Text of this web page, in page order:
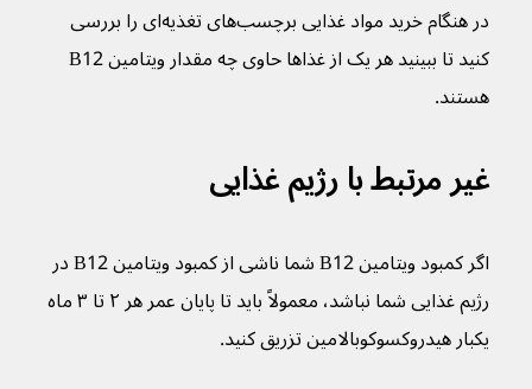
در هنگام خرید مواد غذایی برچسب‌های تغذیه‌ای را بررسی
کنید تا ببینید هر یک از غذاها حاوی چه مقدار ویتامین B12
هستند.
غیر مرتبط با رژیم غذایی
اگر کمبود ویتامین B12 شما ناشی از کمبود ویتامین B12 در
رژیم غذایی شما نباشد، معمولاً باید تا پایان عمر هر ۲ تا ۳ ماه
یکبار هیدروکسوکوبالامین تزریق کنید.